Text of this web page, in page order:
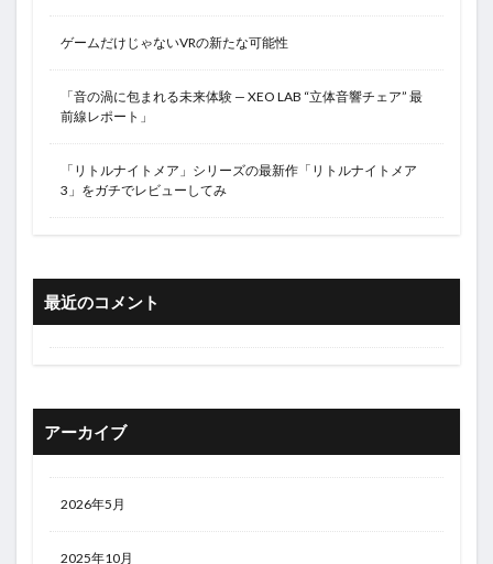
ゲームだけじゃないVRの新たな可能性
「音の渦に包まれる未来体験 — XEO LAB “立体音響チェア” 最
前線レポート」
「リトルナイトメア」シリーズの最新作「リトルナイトメア
3」をガチでレビューしてみ
最近のコメント
アーカイブ
2026年5月
2025年10月